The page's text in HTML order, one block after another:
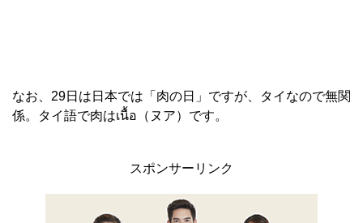
なお、29日は日本では「肉の日」ですが、タイなので無関
係。タイ語で肉はเนื้อ（ヌア）です。
スポンサーリンク